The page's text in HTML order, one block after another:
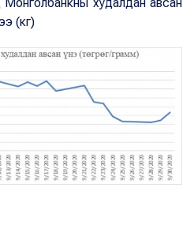
худалдан авсан
(кг)